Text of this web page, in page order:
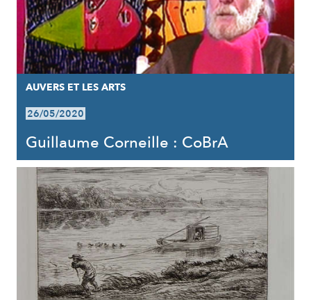
AUVERS ET LES ARTS
26/05/2020
Guillaume Corneille : CoBrA